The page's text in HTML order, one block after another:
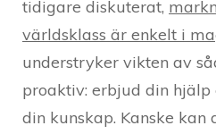
tidigare diskuterat,
världsklass är enkelt i
understryker vikten av
proaktiv: erbjud din
din kunskap. Kanske kan